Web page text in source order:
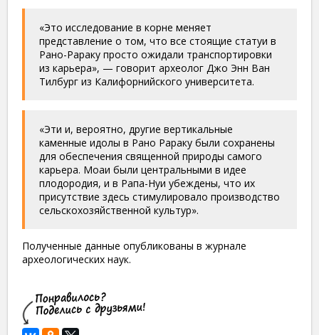
«Это исследование в корне меняет
представление о том, что все стоящие статуи в
Рано-Рараку просто ожидали транспортировки
из карьера», — говорит археолог Джо Энн Ван
Тилбург из Калифорнийского университета.
«Эти и, вероятно, другие вертикальные
каменные идолы в Рано Рараку были сохранены
для обеспечения священной природы самого
карьера. Моаи были центральными в идее
плодородия, и в Рапа-Нуи убеждены, что их
присутствие здесь стимулировало производство
сельскохозяйственной культур».
Полученные данные опубликованы в журнале
археологических наук.